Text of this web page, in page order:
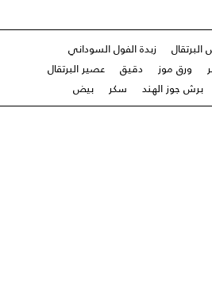
البرتقال
زبدة الفول السوداني
ورق موز دقيق
عصير البرتقال
برش جوز الهند سكر بيض